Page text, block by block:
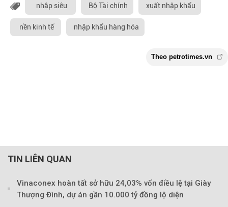
nhập siêu Bộ Tài chính xuất nhập khẩu
nền kinh tế nhập khẩu hàng hóa
TIN LIÊN QUAN
Vinaconex hoàn tất sở hữu 24,03% vốn điều lệ tại Giày
Thượng Đình, dự án gần 10.000 tỷ đồng lộ diện